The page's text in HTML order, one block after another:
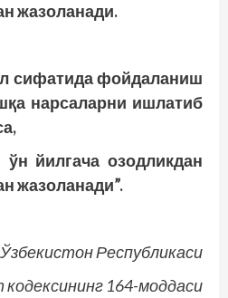
жазоланади.
сифатида фойдаланиш
нарсаларни ишлатиб
йилгача озодликдан
жазоланади”.
Ўзбекистон Республикаси
164-моддаси